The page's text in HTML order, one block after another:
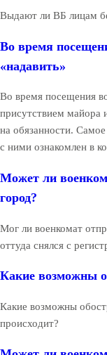
Выдают ли ВБ лицам
Во время
«надавить»
Во время посещения
присутствием майора
на обязанности.
с ними ознакомлен в
Может ли
город?
Мог ли военкомат
оттуда снялся с
Какие возможны
Какие возможны
происходит?